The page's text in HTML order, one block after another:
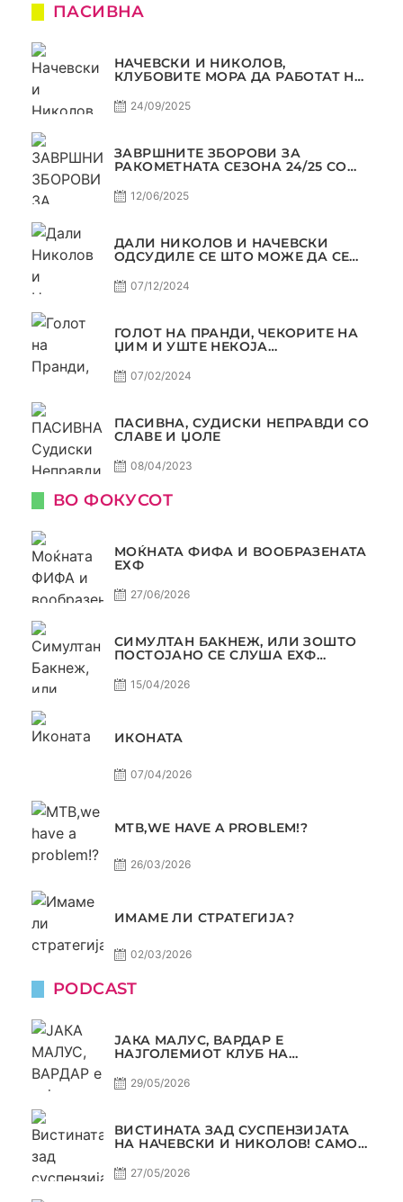
ПАСИВНА
НАЧЕВСКИ И НИКОЛОВ,
КЛУБОВИТЕ МОРА ДА РАБОТАТ НА
С5Е2 ПАСИВНА
24/09/2025
ЗАВРШНИТЕ ЗБОРОВИ ЗА
РАКОМЕТНАТА СЕЗОНА 24/25 СО
С4Е11
12/06/2025
ДАЛИ НИКОЛОВ И НАЧЕВСКИ
ОДСУДИЛЕ СЕ ШТО МОЖЕ ДА СЕ
07/12/2024
ГОЛОТ НА ПРАНДИ, ЧЕКОРИТЕ НА
ЏИМ И УШТЕ НЕКОЈА
САМО РАКОМЕТ
07/02/2024
ПАСИВНА, СУДИСКИ НЕПРАВДИ СО
СЛАВЕ И ЏОЛЕ
08/04/2023
ВО ФОКУСОТ
МОЌНАТА ФИФА И ВООБРАЗЕНАТА
ЕХФ
27/06/2026
СИМУЛТАН БАКНЕЖ, ИЛИ ЗОШТО
ПОСТОЈАНО СЕ СЛУША ЕХФ
15/04/2026
ИКОНАТА
07/04/2026
МТВ,WE HAVE A PROBLEM!?
26/03/2026
ИМАМЕ ЛИ СТРАТЕГИЈА?
02/03/2026
PODCAST
ЈАКА МАЛУС, ВАРДАР Е
НАЈГОЛЕМИОТ КЛУБ НА
29/05/2026
ВИСТИНАТА ЗАД СУСПЕНЗИЈАТА
НА НАЧЕВСКИ И НИКОЛОВ! САМО
27/05/2026